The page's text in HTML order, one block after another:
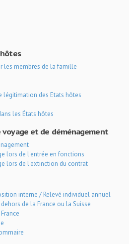
les membres de la famille
légitimation des Etats hôtes
les États hôtes
voyage et de déménagement
lors de l'entrée en fonctions
lors de l'extinction du contrat
interne / Relevé individuel annuel
de la France ou la Suisse